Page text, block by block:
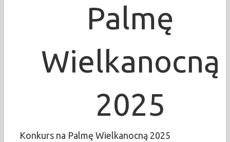
Palmę
Wielkanocną
2025
Konkurs na Palmę Wielkanocną 2025